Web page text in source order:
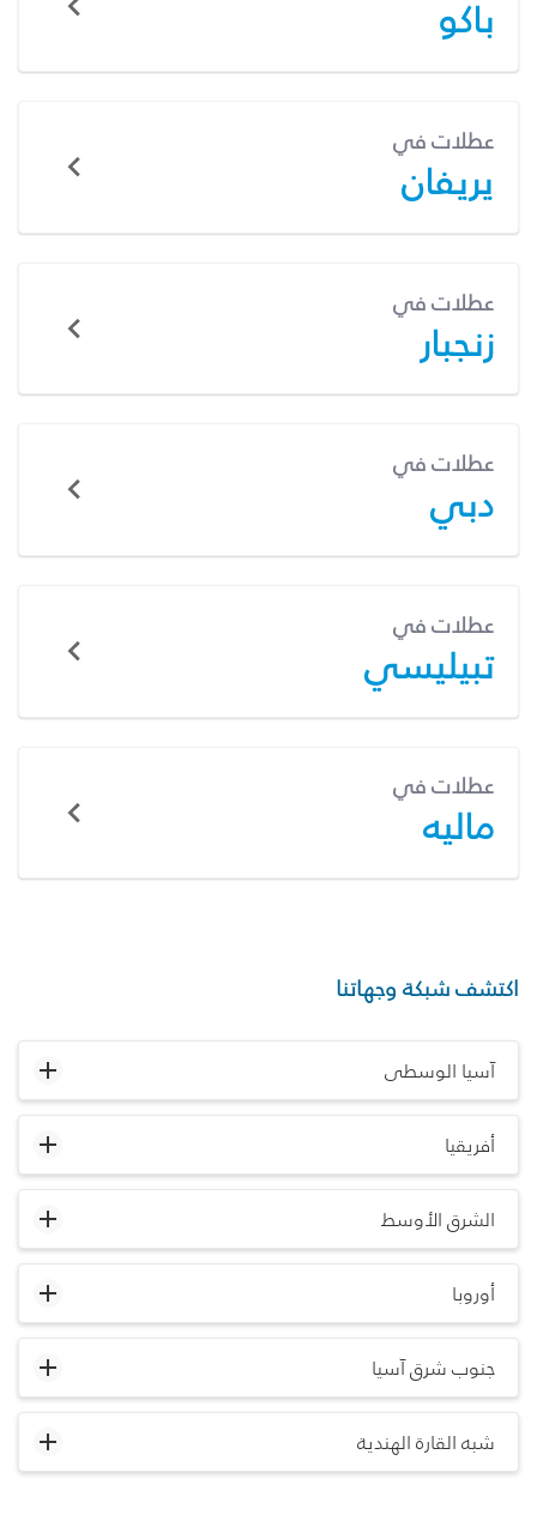
باكو
عطلات في
يريفان
عطلات في
زنجبار
عطلات في
دبي
عطلات في
تبيليسي
عطلات في
ماليه
اكتشف شبكة وجهاتنا
آسيا الوسطى
أفريقيا
الشرق الأوسط
أوروبا
جنوب شرق آسيا
شبه القارة الهندية